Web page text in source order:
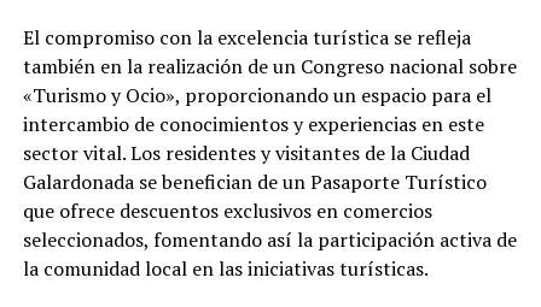
El compromiso con la excelencia turística se refleja
también en la realización de un Congreso nacional sobre
«Turismo y Ocio», proporcionando un espacio para el
intercambio de conocimientos y experiencias en este
sector vital. Los residentes y visitantes de la Ciudad
Galardonada se benefician de un Pasaporte Turístico
que ofrece descuentos exclusivos en comercios
seleccionados, fomentando así la participación activa de
la comunidad local en las iniciativas turísticas.